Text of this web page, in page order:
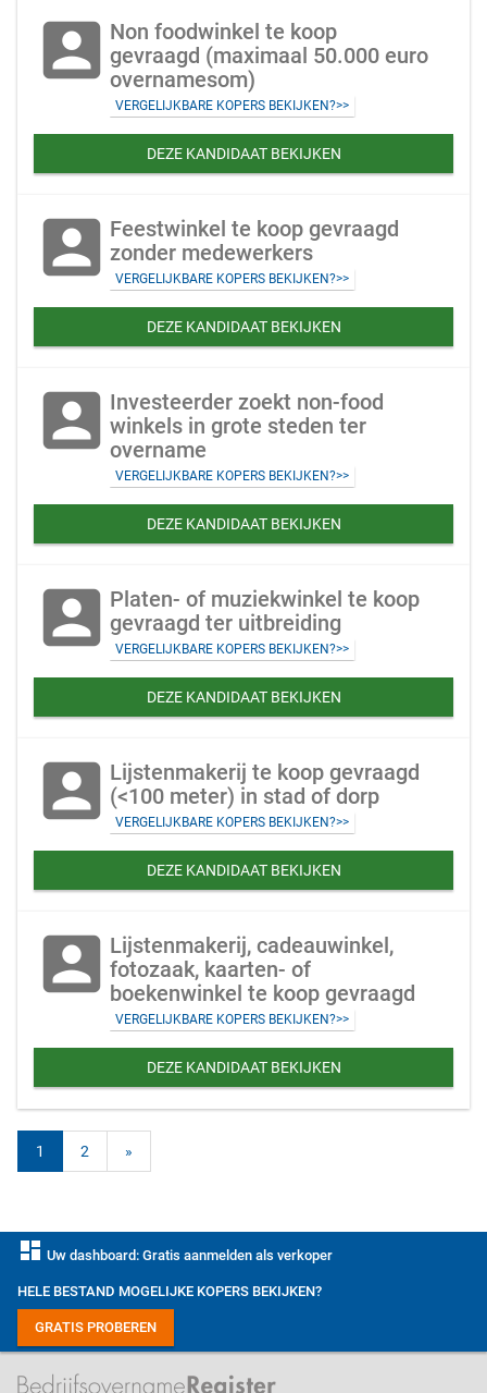
account_box Non foodwinkel te koop
gevraagd (maximaal 50.000 euro
overnamesom)
VERGELIJKBARE KOPERS BEKIJKEN?>>
DEZE KANDIDAAT BEKIJKEN
account_box Feestwinkel te koop gevraagd
zonder medewerkers
VERGELIJKBARE KOPERS BEKIJKEN?>>
DEZE KANDIDAAT BEKIJKEN
account_box Investeerder zoekt non-food
winkels in grote steden ter
overname
VERGELIJKBARE KOPERS BEKIJKEN?>>
DEZE KANDIDAAT BEKIJKEN
account_box Platen- of muziekwinkel te koop
gevraagd ter uitbreiding
VERGELIJKBARE KOPERS BEKIJKEN?>>
DEZE KANDIDAAT BEKIJKEN
account_box Lijstenmakerij te koop gevraagd
(<100 meter) in stad of dorp
VERGELIJKBARE KOPERS BEKIJKEN?>>
DEZE KANDIDAAT BEKIJKEN
account_box Lijstenmakerij, cadeauwinkel,
fotozaak, kaarten- of
boekenwinkel te koop gevraagd
VERGELIJKBARE KOPERS BEKIJKEN?>>
DEZE KANDIDAAT BEKIJKEN
1 2 »
dashboard Uw dashboard: Gratis aanmelden als verkoper
HELE BESTAND MOGELIJKE KOPERS BEKIJKEN?
GRATIS PROBEREN